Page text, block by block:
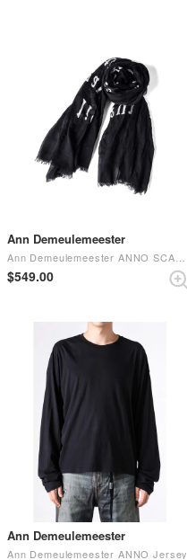
Ann Demeulemeester
$‌549.00
Ann Demeulemeester
Ann Demeulemeester ANNO Jersey